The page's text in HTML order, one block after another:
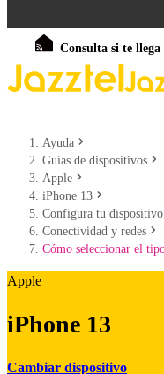
Consulta si te
Ayuda
Guías de dispositivos
Apple
iPhone 13
Configura tu dispositivo
Conectividad y redes
Cómo seleccionar el
Apple
iPhone 13
Cambiar dispositivo